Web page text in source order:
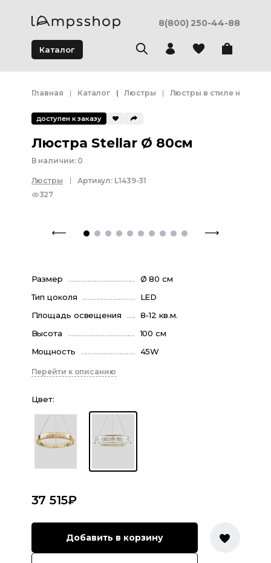
8(800) 250-44-88
Каталог
Главная Каталог Люстры Люстры в стиле
доступен к заказу
Люстра Stellar Ø 80см
В наличии: 0
Люстры Артикул: L1439-31
327
Размер
Ø 80 см
Тип цоколя
LED
Площадь освещения
8-12 кв.м.
Высота
100 см
Мощность
45W
Перейти к описанию
Цвет:
37 515₽
Добавить в корзину